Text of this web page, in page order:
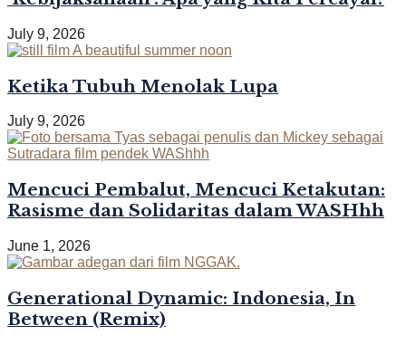
July 9, 2026
Ketika Tubuh Menolak Lupa
July 9, 2026
Mencuci Pembalut, Mencuci Ketakutan:
Rasisme dan Solidaritas dalam WASHhh
June 1, 2026
Generational Dynamic: Indonesia, In
Between (Remix)